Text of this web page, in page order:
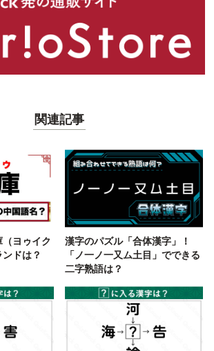
関連記事
ヨゥイク
ドは？
漢字のパズル「合体漢字」！
「ノ一ノ一又ム土目」でできる
二字熟語は？